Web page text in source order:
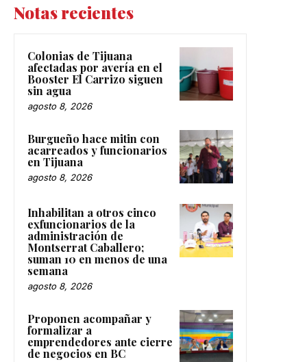
Notas recientes
Colonias de Tijuana
afectadas por avería en el
Booster El Carrizo siguen
sin agua
agosto 8, 2026
Burgueño hace mitin con
acarreados y funcionarios
en Tijuana
agosto 8, 2026
Inhabilitan a otros cinco
exfuncionarios de la
administración de
Montserrat Caballero;
suman 10 en menos de una
semana
agosto 8, 2026
Proponen acompañar y
formalizar a
emprendedores ante cierre
de negocios en BC